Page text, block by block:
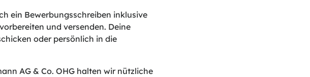
ein Bewerbungsschreiben inklusive
und versenden. Deine
oder persönlich in die
AG & Co. OHG halten wir nützliche